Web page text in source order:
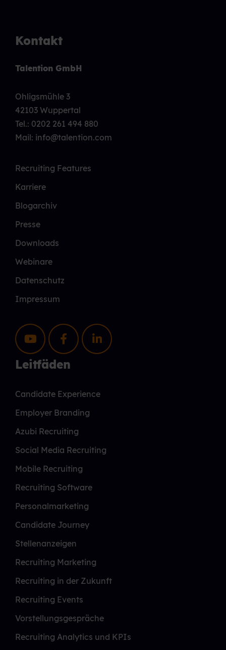
Kontakt
Talention GmbH
Ohligsmühle 3
42103 Wuppertal
Tel.: 0202 261 494 880
Mail: info@talention.com
Recruiting Features
Karriere
Blogarchiv
Presse
Downloads
Webinare
Datenschutz
Impressum
Leitfäden
Candidate Experience
Employer Branding
Azubi Recruiting
Social Media Recruiting
Mobile Recruiting
Recruiting Software
Personalmarketing
Candidate Journey
Stellenanzeigen
Recruiting Marketing
Recruiting in der Zukunft
Recruiting Events
Vorstellungsgespräche
Recruiting Analytics und KPIs